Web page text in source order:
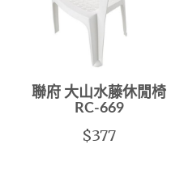
聯府 大山水藤休閒椅
RC-669
$377